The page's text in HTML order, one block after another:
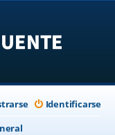
Identificarse